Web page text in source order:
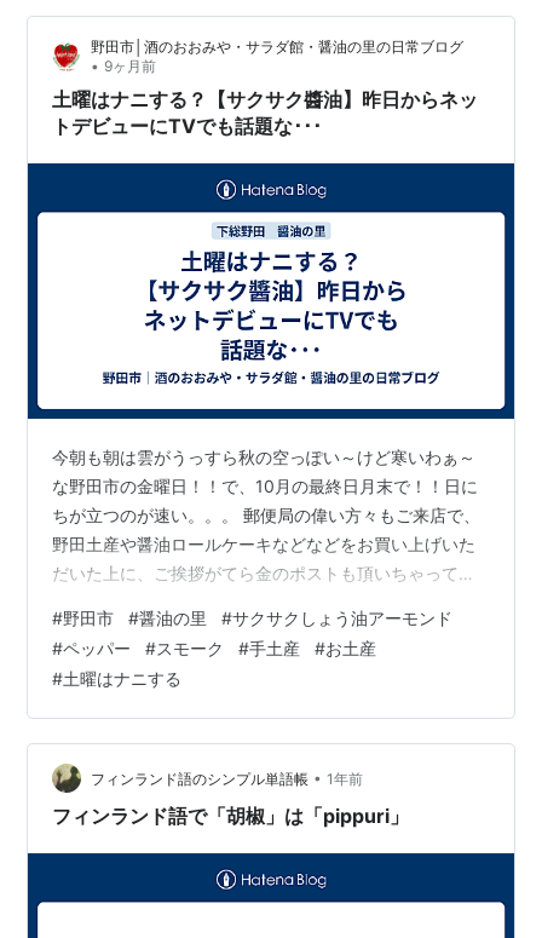
野田市│酒のおおみや・サラダ館・醤油の里の日常ブログ
• 9ヶ月前
土曜はナニする？【サクサク醬油】昨日からネッ
トデビューにTVでも話題な･･･
今朝も朝は雲がうっすら秋の空っぽい～けど寒いわぁ～
な野田市の金曜日！！で、10月の最終日月末で！！日に
ちが立つのが速い。。。 郵便局の偉い方々もご来店で、
野田土産や醤油ロールケーキなどなどをお買い上げいた
だいた上に、ご挨拶がてら金のポストも頂いちゃって、
～が、小銭は入金に手数料が💦そして、週末の準備もほ
ぼほぼ完了。。。 【サクサク醤油の買える店】野田市の
味・しょう油に新しい風 昨日からハートランド通販に掲
載開始～の夜に！！フジテレビ「街グルメをマジ探索 か
まいまち」で～ご飯のお供人気ナンバー1で、ご紹介～わ
お！！野田市ではご存じな方も多い「サク…
#野田市 #醤油の里 #サクサクしょう油アーモンド
#ペッパー #スモーク #手土産 #お土産
#土曜はナニする
フィンランド語のシンプル単語帳 • 1年前
フィンランド語で「胡椒」は「pippuri」